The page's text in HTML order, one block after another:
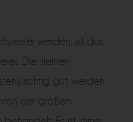
werden, ist das
Die kleinen
richtig gut, werden
der großen